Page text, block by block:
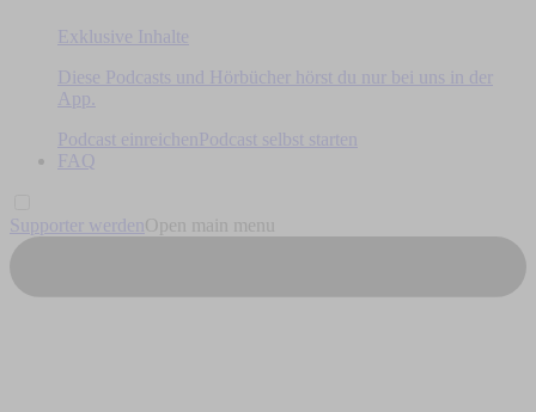
Exklusive Inhalte
Diese Podcasts und Hörbücher hörst du nur bei uns in der
App.
Podcast einreichen
Podcast selbst starten
FAQ
Supporter werden Open main menu